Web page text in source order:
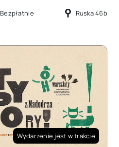
Bezpłatnie Ruska 46b
Wydarzenie jest w trakcie